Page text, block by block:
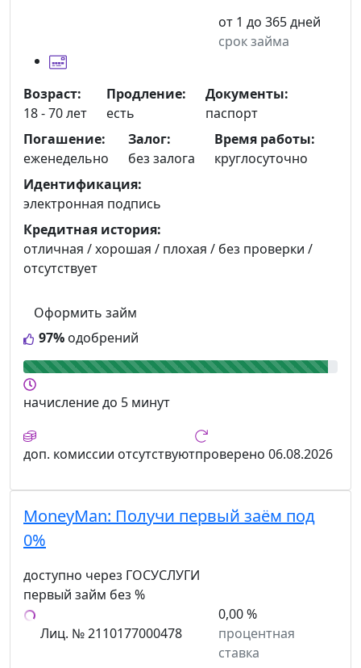
от 1 до 365 дней
срок займа
97% одобрений
Оформить займ
Возраст:
18 - 70 лет
Продление:
есть
Документы:
паспорт
Погашение:
еженедельно
Залог:
без залога
Время работы:
круглосуточно
Идентификация:
электронная подпись
Кредитная история:
отличная / хорошая / плохая / без проверки /
отсутствует
начислениедо 5 минут
доп. комиссии отсутствуютпроверено 06.08.2026
MoneyMan: Получи первый заём под
0%
доступно через ГОСУСЛУГИ
первый займ без %
Лиц. № 2110177000478
0,00 %
процентная
ставка